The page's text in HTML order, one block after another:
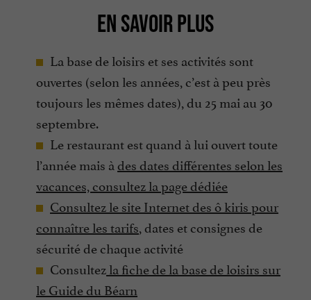
EN SAVOIR PLUS
La base de loisirs et ses activités sont
ouvertes (selon les années, c’est à peu près
toujours les mêmes dates), du 25 mai au 30
septembre.
Le restaurant est quand à lui ouvert toute
l’année mais àdes dates différentes selon les
vacances, consultez la page dédiée
Consultez le site Internet des ô kiris pour
connaître les tarifs, dates et consignes de
sécurité de chaque activité
Consultezla fiche de la base de loisirs sur
le Guide du Béarn